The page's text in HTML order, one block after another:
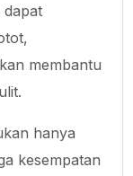
dapat
membantu
hanya
kesempatan